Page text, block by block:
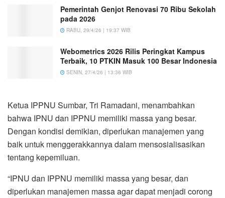
Pemerintah Genjot Renovasi 70 Ribu Sekolah
pada 2026
RABU, 29/4/26 | 19:37 WIB
Webometrics 2026 Rilis Peringkat Kampus
Terbaik, 10 PTKIN Masuk 100 Besar Indonesia
SENIN, 27/4/26 | 13:36 WIB
Ketua IPPNU Sumbar, Tri Ramadani, menambahkan
bahwa IPNU dan IPPNU memiliki massa yang besar.
Dengan kondisi demikian, diperlukan manajemen yang
baik untuk menggerakkannya dalam mensosialisasikan
tentang kepemiluan.
“IPNU dan IPPNU memiliki massa yang besar, dan
diperlukan manajemen massa agar dapat menjadi corong